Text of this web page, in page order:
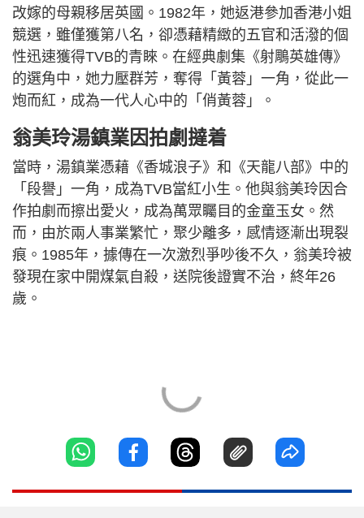
改嫁的母親移居英國。1982年，她返港參加香港小姐
競選，雖僅獲第八名，卻憑藉精緻的五官和活潑的個
性迅速獲得TVB的青睞。在經典劇集《射鵰英雄傳》
的選角中，她力壓群芳，奪得「黃蓉」一角，從此一
炮而紅，成為一代人心中的「俏黃蓉」。
翁美玲湯鎮業因拍劇撻着
當時，湯鎮業憑藉《香城浪子》和《天龍八部》中的
「段譽」一角，成為TVB當紅小生。他與翁美玲因合
作拍劇而擦出愛火，成為萬眾矚目的金童玉女。然
而，由於兩人事業繁忙，聚少離多，感情逐漸出現裂
痕。1985年，據傳在一次激烈爭吵後不久，翁美玲被
發現在家中開煤氣自殺，送院後證實不治，終年26
歲。